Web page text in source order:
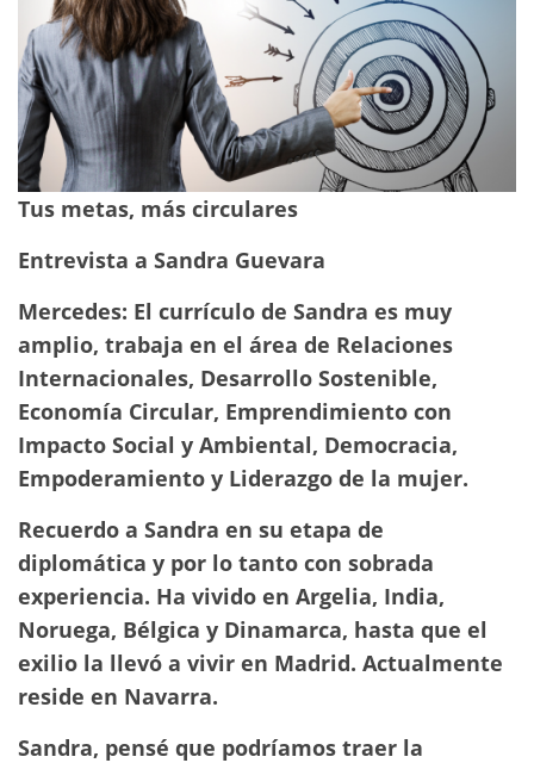
Tus metas, más circulares
Entrevista a Sandra Guevara
Mercedes: El currículo de Sandra es muy
amplio, trabaja en el área de Relaciones
Internacionales, Desarrollo Sostenible,
Economía Circular, Emprendimiento con
Impacto Social y Ambiental, Democracia,
Empoderamiento y Liderazgo de la mujer.
Recuerdo a Sandra en su etapa de
diplomática y por lo tanto con sobrada
experiencia. Ha vivido en Argelia, India,
Noruega, Bélgica y Dinamarca, hasta que el
exilio la llevó a vivir en Madrid. Actualmente
reside en Navarra.
Sandra, pensé que podríamos traer la